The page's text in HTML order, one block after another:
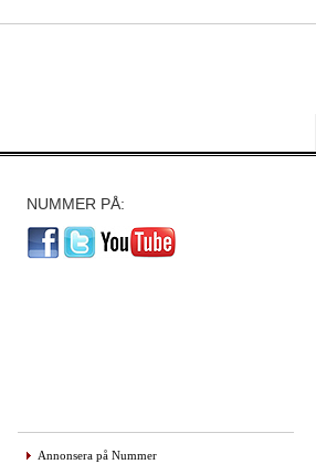
NUMMER PÅ:
Annonsera på Nummer